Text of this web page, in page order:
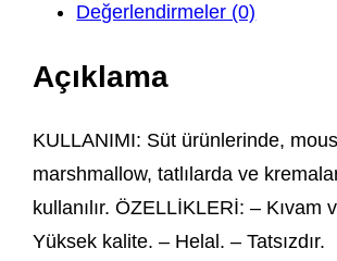
Değerlendirmeler (0)
Açıklama
KULLANIMI: Süt ürünlerinde,
marshmallow, tatlılarda ve
kullanılır. ÖZELLİKLERİ: – Kıvam
Yüksek kalite. – Helal. – Tatsızdır.